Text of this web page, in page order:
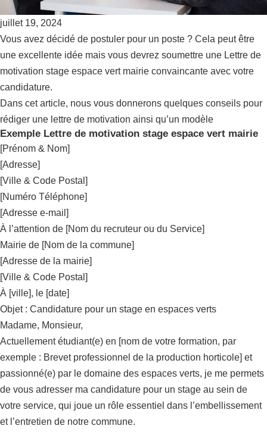
juillet 19, 2024
Vous avez décidé de postuler pour un poste ? Cela peut être
une excellente idée mais vous devrez soumettre une Lettre de
motivation stage espace vert mairie convaincante avec votre
candidature.
Dans cet article, nous vous donnerons quelques conseils pour
rédiger une lettre de motivation ainsi qu’un modèle
Exemple Lettre de motivation stage espace vert mairie
[Prénom & Nom]
[Adresse]
[Ville & Code Postal]
[Numéro Téléphone]
[Adresse e-mail]
À l’attention de [Nom du recruteur ou du Service]
Mairie de [Nom de la commune]
[Adresse de la mairie]
[Ville & Code Postal]
À [ville], le [date]
Objet : Candidature pour un stage en espaces verts
Madame, Monsieur,
Actuellement étudiant(e) en [nom de votre formation, par
exemple : Brevet professionnel de la production horticole] et
passionné(e) par le domaine des espaces verts, je me permets
de vous adresser ma candidature pour un stage au sein de
votre service, qui joue un rôle essentiel dans l’embellissement
et l’entretien de notre commune.